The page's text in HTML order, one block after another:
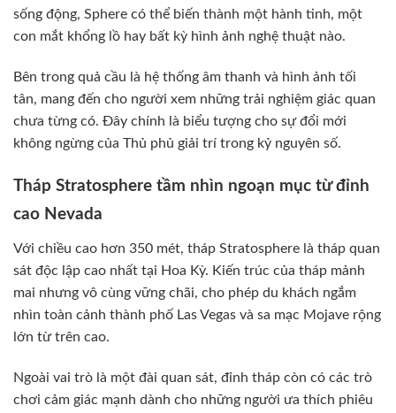
sống động, Sphere có thể biến thành một hành tinh, một
con mắt khổng lồ hay bất kỳ hình ảnh nghệ thuật nào.
Bên trong quả cầu là hệ thống âm thanh và hình ảnh tối
tân, mang đến cho người xem những trải nghiệm giác quan
chưa từng có. Đây chính là biểu tượng cho sự đổi mới
không ngừng của Thủ phủ giải trí trong kỷ nguyên số.
Tháp Stratosphere tầm nhìn ngoạn mục từ đỉnh
cao Nevada
Với chiều cao hơn 350 mét, tháp Stratosphere là tháp quan
sát độc lập cao nhất tại Hoa Kỳ. Kiến trúc của tháp mảnh
mai nhưng vô cùng vững chãi, cho phép du khách ngắm
nhìn toàn cảnh thành phố Las Vegas và sa mạc Mojave rộng
lớn từ trên cao.
Ngoài vai trò là một đài quan sát, đỉnh tháp còn có các trò
chơi cảm giác mạnh dành cho những người ưa thích phiêu